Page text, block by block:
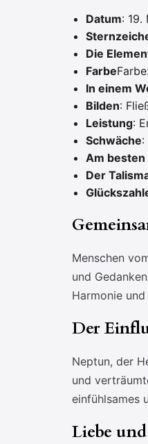
Datum: 19.
Die
Farbe
In einem
Bilden:
Leistung:
Schwäche:
Am
Der
Menschen
und
Harmonie
Der
Neptun, der
und
einfühlsames
Liebe